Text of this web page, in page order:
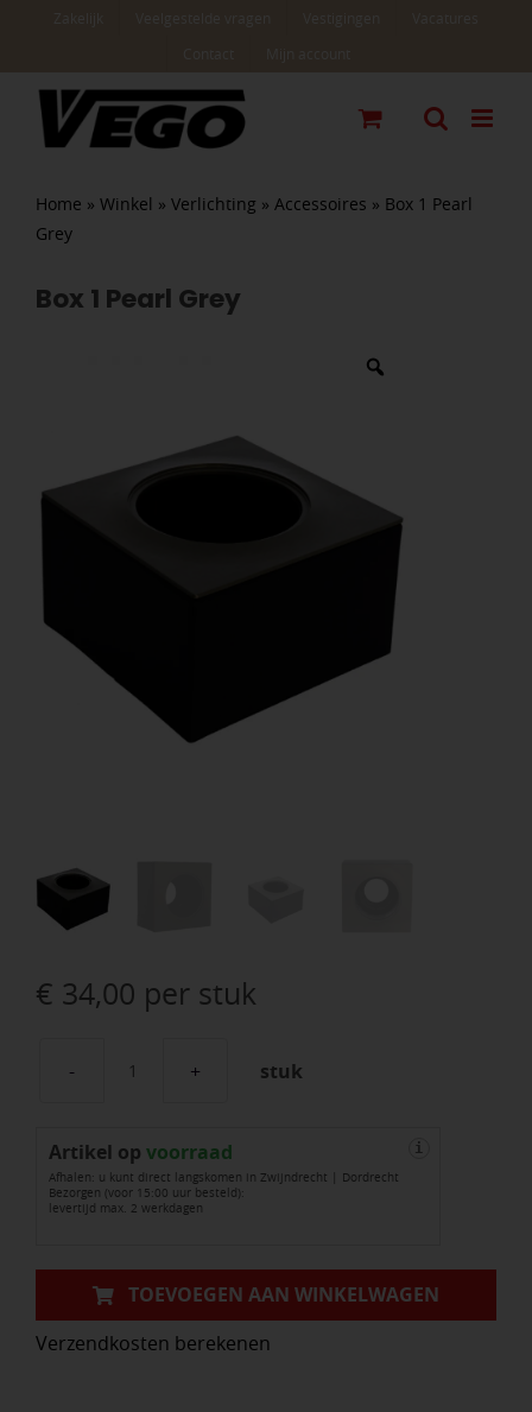
Home » Winkel » Verlichting » Accessoires » Box 1 Pearl
Grey
Box 1 Pearl Grey
€ 34,00 per stuk
Box
Pearl
Grey
aantal
stuk
Artikel op voorraad
Afhalen: u kunt direct langskomen in Zwijndrecht | Dordrecht
Bezorgen (voor 15:00 uur besteld):
levertijd max. 2 werkdagen
i
TOEVOEGEN AAN WINKELWAGEN
Verzendkosten berekenen